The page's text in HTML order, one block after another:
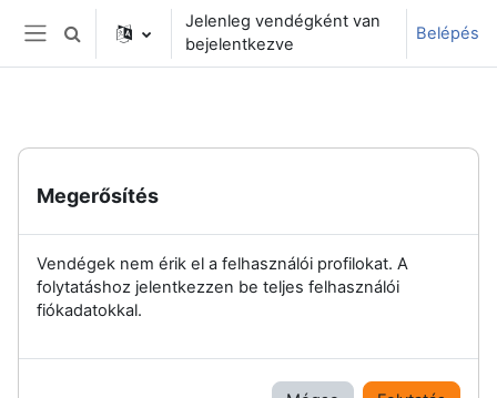
Tovább a fő tartalomhoz
Oldalpanel
Keresési bemeneti adatok váltása
Jelenleg vendégként van
bejelentkezve
Belépés
Megerősítés
Vendégek nem érik el a felhasználói profilokat. A
folytatáshoz jelentkezzen be teljes felhasználói
fiókadatokkal.